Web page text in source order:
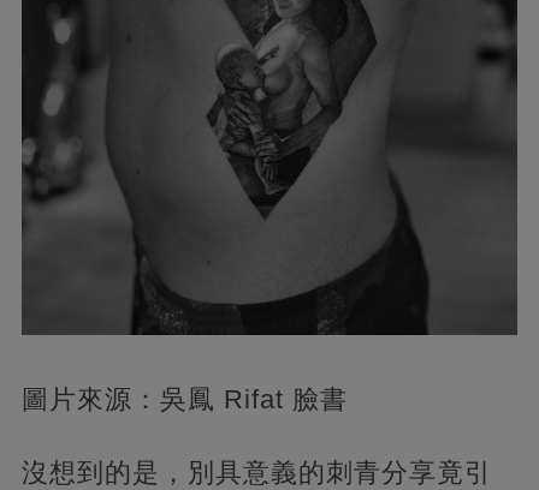
圖片來源：吳鳳 Rifat 臉書
沒想到的是，別具意義的刺青分享竟引